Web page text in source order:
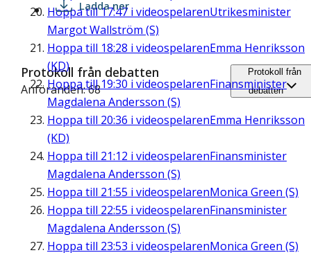
Hoppa till17:47 i videospelarenUtrikesminister
Margot Wallström (S)
Hoppa till 18:28 i videospelarenEmma Henriksson
(KD)
Hoppa till19:30 i videospelarenFinansminister
Magdalena Andersson (S)
Hoppa till 20:36 i videospelarenEmma Henriksson
(KD)
Hoppa till 21:12 i videospelarenFinansminister
Magdalena Andersson (S)
Hoppa till 21:55 i videospelarenMonica Green (S)
Hoppa till 22:55 i videospelarenFinansminister
Magdalena Andersson (S)
Hoppa till 23:53 i videospelarenMonica Green (S)
Ladda ner
Protokoll från debatten
Anföranden: 68
Protokoll från
debatten